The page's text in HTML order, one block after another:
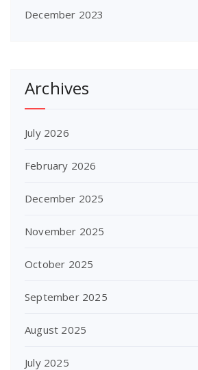
December 2023
Archives
July 2026
February 2026
December 2025
November 2025
October 2025
September 2025
August 2025
July 2025